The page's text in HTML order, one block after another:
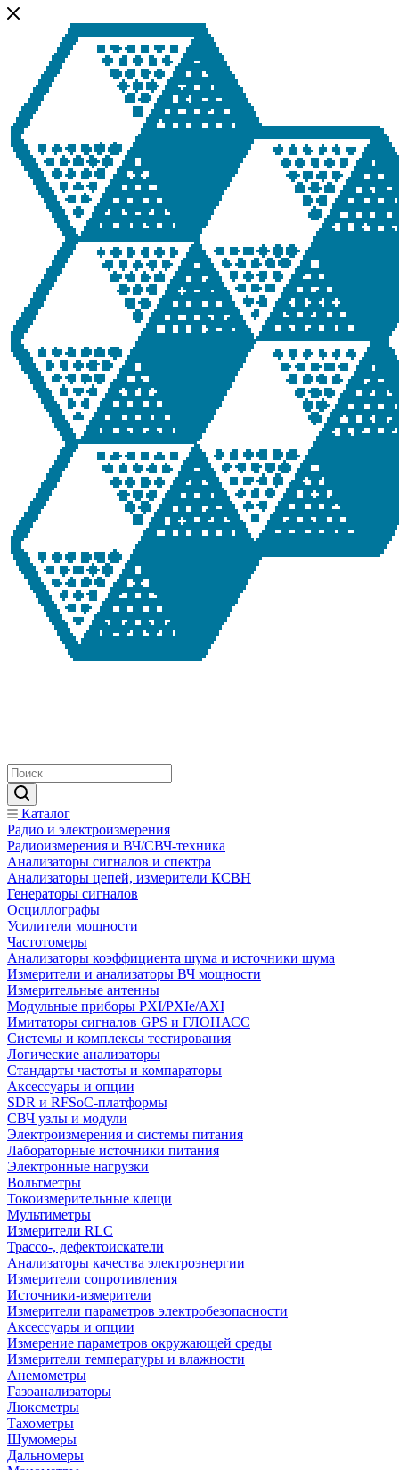
Каталог
Радио и электроизмерения
Радиоизмерения и ВЧ/СВЧ-техника
Анализаторы сигналов и спектра
Анализаторы цепей, измерители КСВН
Генераторы сигналов
Осциллографы
Усилители мощности
Частотомеры
Анализаторы коэффициента шума и источники шума
Измерители и анализаторы ВЧ мощности
Измерительные антенны
Модульные приборы PXI/PXIe/AXI
Имитаторы сигналов GPS и ГЛОНАСС
Системы и комплексы тестирования
Логические анализаторы
Стандарты частоты и компараторы
Аксессуары и опции
SDR и RFSoC‑платформы
СВЧ узлы и модули
Электроизмерения и системы питания
Лабораторные источники питания
Электронные нагрузки
Вольтметры
Токоизмерительные клещи
Мультиметры
Измерители RLC
Трассо-, дефектоискатели
Анализаторы качества электроэнергии
Измерители сопротивления
Источники-измерители
Измерители параметров электробезопасности
Аксессуары и опции
Измерение параметров окружающей среды
Измерители температуры и влажности
Анемометры
Газоанализаторы
Люксметры
Тахометры
Шумомеры
Дальномеры